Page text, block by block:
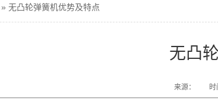
» 无凸轮弹簧机优势及特点
无凸
来源：